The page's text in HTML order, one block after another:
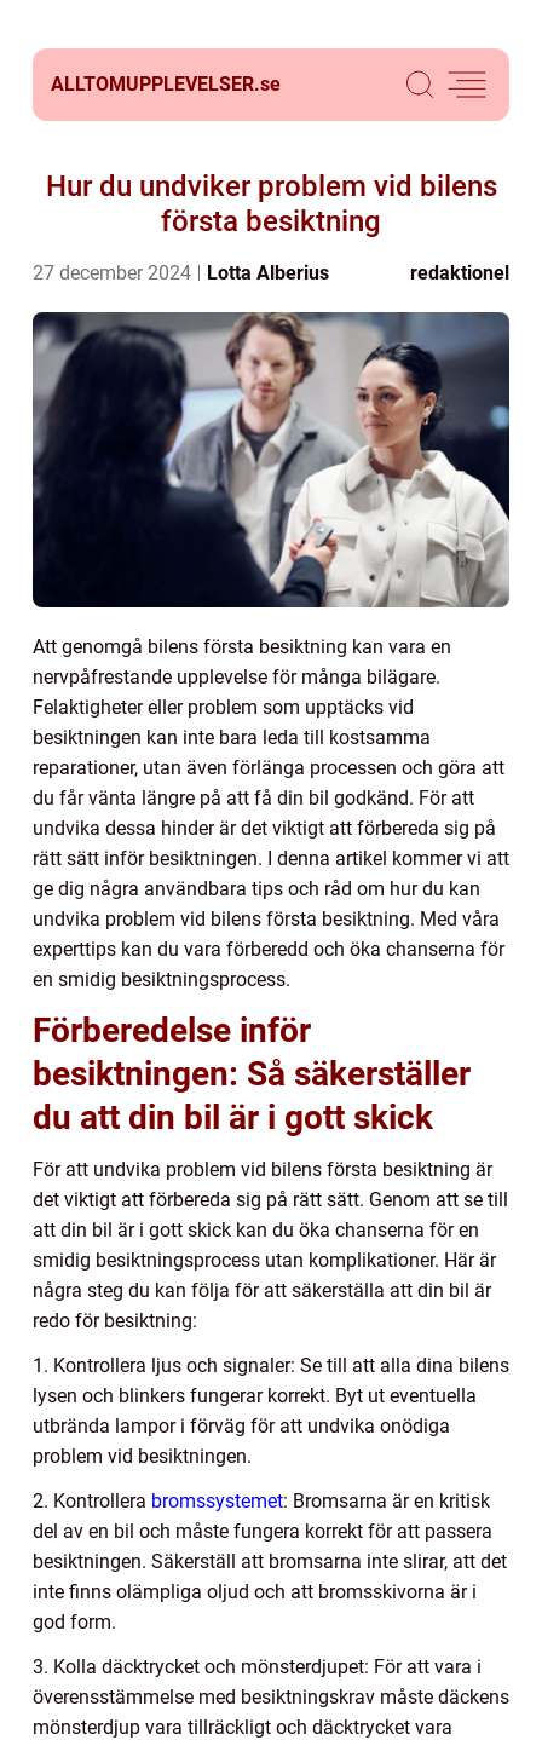
ALLTOMUPPLEVELSER.se
Hur du undviker problem vid bilens
första besiktning
27 december 2024 Lotta Alberius redaktionel
Att genomgå bilens första besiktning kan vara en
nervpåfrestande upplevelse för många bilägare.
Felaktigheter eller problem som upptäcks vid
besiktningen kan inte bara leda till kostsamma
reparationer, utan även förlänga processen och göra att
du får vänta längre på att få din bil godkänd. För att
undvika dessa hinder är det viktigt att förbereda sig på
rätt sätt inför besiktningen. I denna artikel kommer vi att
ge dig några användbara tips och råd om hur du kan
undvika problem vid bilens första besiktning. Med våra
experttips kan du vara förberedd och öka chanserna för
en smidig besiktningsprocess.
Förberedelse inför
besiktningen: Så säkerställer
du att din bil är i gott skick
För att undvika problem vid bilens första besiktning är
det viktigt att förbereda sig på rätt sätt. Genom att se till
att din bil är i gott skick kan du öka chanserna för en
smidig besiktningsprocess utan komplikationer. Här är
några steg du kan följa för att säkerställa att din bil är
redo för besiktning:
1. Kontrollera ljus och signaler: Se till att alla dina bilens
lysen och blinkers fungerar korrekt. Byt ut eventuella
utbrända lampor i förväg för att undvika onödiga
problem vid besiktningen.
2. Kontrollera bromssystemet: Bromsarna är en kritisk
del av en bil och måste fungera korrekt för att passera
besiktningen. Säkerställ att bromsarna inte slirar, att det
inte finns olämpliga oljud och att bromsskivorna är i
god form.
3. Kolla däcktrycket och mönsterdjupet: För att vara i
överensstämmelse med besiktningskrav måste däckens
mönsterdjup vara tillräckligt och däcktrycket vara